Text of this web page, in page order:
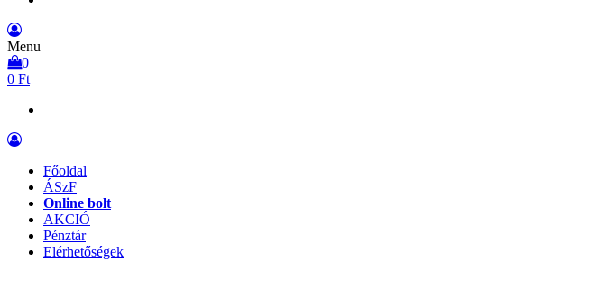
Menu
0
0 Ft
Főoldal
ÁSzF
Online bolt
AKCIÓ
Pénztár
Elérhetőségek